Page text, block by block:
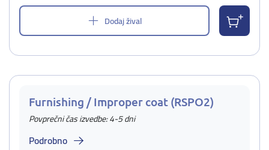
Dodaj žival
Furnishing / Improper coat (RSPO2)
Povprečni čas izvedbe: 4-5 dni
Podrobno